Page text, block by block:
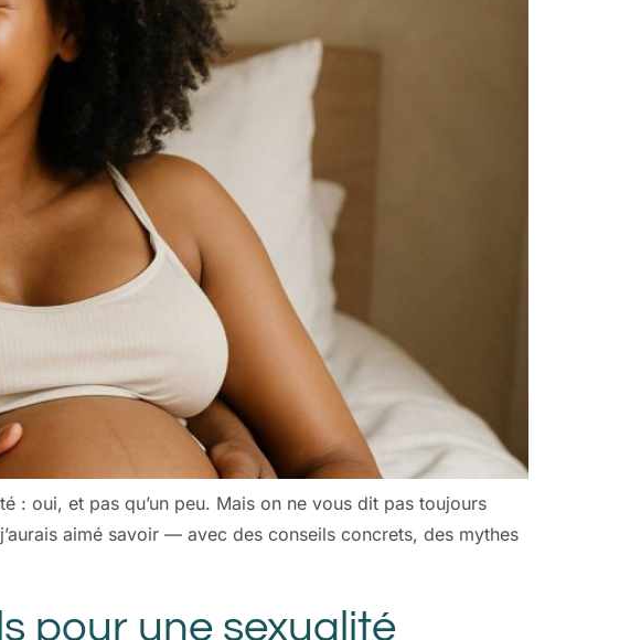
: oui, et pas qu’un peu. Mais on ne vous dit pas toujours
aimé savoir — avec des conseils concrets, des mythes
pour une sexualité